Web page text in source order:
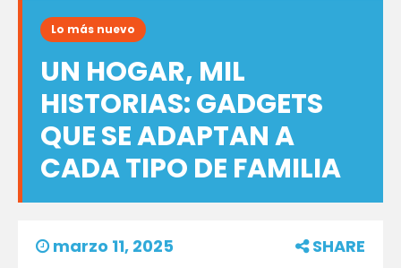
Lo más nuevo
UN HOGAR, MIL
HISTORIAS: GADGETS
QUE SE ADAPTAN A
CADA TIPO DE FAMILIA
marzo 11, 2025 SHARE